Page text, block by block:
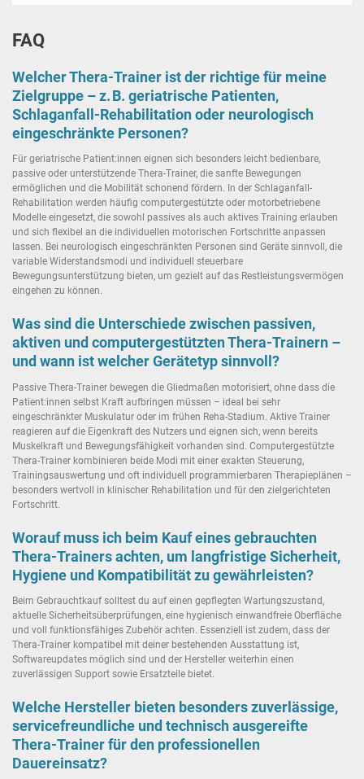
FAQ
Welcher Thera-Trainer ist der richtige für meine
Zielgruppe – z. B. geriatrische Patienten,
Schlaganfall-Rehabilitation oder neurologisch
eingeschränkte Personen?
Für geriatrische Patient:innen eignen sich besonders leicht bedienbare,
passive oder unterstützende Thera-Trainer, die sanfte Bewegungen
ermöglichen und die Mobilität schonend fördern. In der Schlaganfall-
Rehabilitation werden häufig computergestützte oder motorbetriebene
Modelle eingesetzt, die sowohl passives als auch aktives Training erlauben
und sich flexibel an die individuellen motorischen Fortschritte anpassen
lassen. Bei neurologisch eingeschränkten Personen sind Geräte sinnvoll, die
variable Widerstandsmodi und individuell steuerbare
Bewegungsunterstützung bieten, um gezielt auf das Restleistungsvermögen
eingehen zu können.
Was sind die Unterschiede zwischen passiven,
aktiven und computergestützten Thera-Trainern –
und wann ist welcher Gerätetyp sinnvoll?
Passive Thera-Trainer bewegen die Gliedmaßen motorisiert, ohne dass die
Patient:innen selbst Kraft aufbringen müssen – ideal bei sehr
eingeschränkter Muskulatur oder im frühen Reha-Stadium. Aktive Trainer
reagieren auf die Eigenkraft des Nutzers und eignen sich, wenn bereits
Muskelkraft und Bewegungsfähigkeit vorhanden sind. Computergestützte
Thera-Trainer kombinieren beide Modi mit einer exakten Steuerung,
Trainingsauswertung und oft individuell programmierbaren Therapieplänen –
besonders wertvoll in klinischer Rehabilitation und für den zielgerichteten
Fortschritt.
Worauf muss ich beim Kauf eines gebrauchten
Thera-Trainers achten, um langfristige Sicherheit,
Hygiene und Kompatibilität zu gewährleisten?
Beim Gebrauchtkauf solltest du auf einen gepflegten Wartungszustand,
aktuelle Sicherheitsüberprüfungen, eine hygienisch einwandfreie Oberfläche
und voll funktionsfähiges Zubehör achten. Essenziell ist zudem, dass der
Thera-Trainer kompatibel mit deiner bestehenden Ausstattung ist,
Softwareupdates möglich sind und der Hersteller weiterhin einen
zuverlässigen Support sowie Ersatzteile bietet.
Welche Hersteller bieten besonders zuverlässige,
servicefreundliche und technisch ausgereifte
Thera-Trainer für den professionellen
Dauereinsatz?